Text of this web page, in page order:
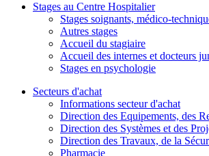
Stages au Centre Hospitalier
Stages soignants, médico-
Autres stages
Accueil du stagiaire
Accueil des internes et docteurs
Stages en psychologie
Secteurs d'achat
Informations secteur d'achat
Direction des Equipements, des
Direction des Systèmes et des
Direction des Travaux, de la
Pharmacie